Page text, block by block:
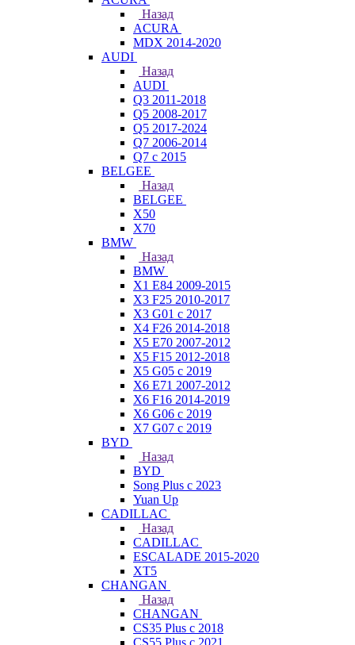
Назад
ACURA
MDX 2014-2020
AUDI
Назад
AUDI
Q3 2011-2018
Q5 2008-2017
Q5 2017-2024
Q7 2006-2014
Q7 с 2015
BELGEE
Назад
BELGEE
X50
X70
BMW
Назад
BMW
X1 E84 2009-2015
X3 F25 2010-2017
X3 G01 с 2017
X4 F26 2014-2018
X5 E70 2007-2012
X5 F15 2012-2018
X5 G05 с 2019
X6 E71 2007-2012
X6 F16 2014-2019
X6 G06 с 2019
X7 G07 с 2019
BYD
Назад
BYD
Song Plus с 2023
Yuan Up
CADILLAC
Назад
CADILLAC
ESСALADE 2015-2020
XT5
CHANGAN
Назад
CHANGAN
CS35 Plus с 2018
CS55 Plus с 2021